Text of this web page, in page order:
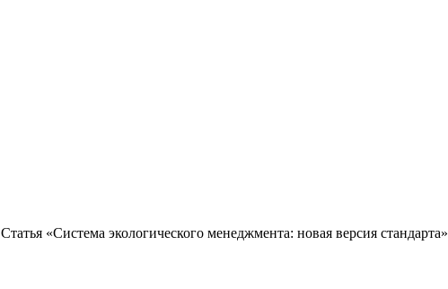
Статья «Система экологического менеджмента: новая версия стандарта»